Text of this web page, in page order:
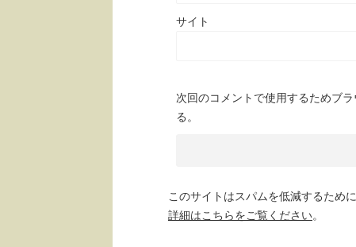
サイト
次回のコメントで使用するためブ
る。
このサイトはスパムを低減するため
詳細はこちらをご覧ください。